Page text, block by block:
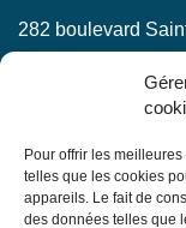
Pour offrir les
telles que les cookies
appareils. Le fait de
des données telles que
282 boulevard
RESTEZ
Ne manquez pas